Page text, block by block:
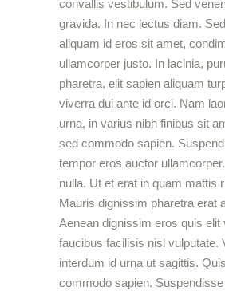
convallis vestibulum. Sed
gravida. In nec lectus diam.
aliquam id eros sit amet,
ullamcorper justo. In lacinia,
pharetra, elit sapien aliquam
viverra dui ante id orci. Nam
urna, in varius nibh finibus sit
sed commodo sapien.
tempor eros auctor
nulla. Ut et erat in quam mattis
Mauris dignissim pharetra erat
Aenean dignissim eros quis elit
faucibus facilisis nisl vulputate.
interdum id urna ut sagittis.
commodo sapien.